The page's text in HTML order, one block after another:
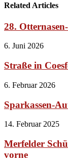
Related Articles
28.
6. Juni 2026
Straße in
6. Februar 2026
Sparkassen-
14. Februar 2025
Merfelder
vorne